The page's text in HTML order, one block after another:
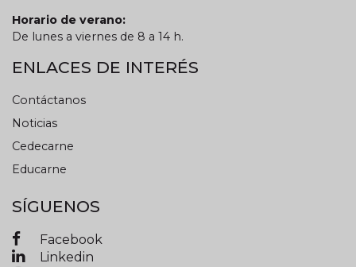
Horario de verano:
De lunes a viernes de 8 a 14 h.
ENLACES DE INTERÉS
Contáctanos
Noticias
Cedecarne
Educarne
SÍGUENOS
Facebook
Linkedin